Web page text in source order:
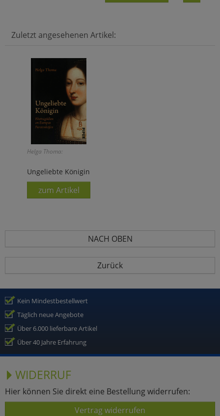
Zuletzt angesehenen Artikel:
Helga Thoma:
Ungeliebte Königin
zum Artikel
NACH OBEN
Zurück
Kein Mindestbestellwert
Täglich neue Angebote
Über 6.000 lieferbare Artikel
Über 40 Jahre Erfahrung
WIDERRUF
Hier können Sie direkt eine Bestellung widerrufen:
Vertrag widerrufen